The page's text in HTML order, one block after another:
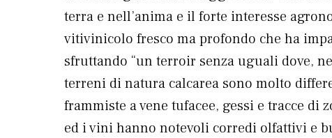
terra e nell’anima e il forte interesse
vitivinicolo fresco ma profondo che ha
sfruttando “un terroir senza uguali dove,
terreni di natura calcarea sono molto
frammiste a vene tufacee, gessi e tracce di
ed i vini hanno notevoli corredi olfattivi e